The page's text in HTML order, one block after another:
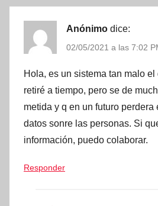
Anónimo dice:
02/05/2021 a las 7:02
Hola, es un sistema tan malo
retiré a tiempo, pero se de
metida y q en un futuro perdera
datos sonre las personas. Si
información, puedo colaborar.
Responder